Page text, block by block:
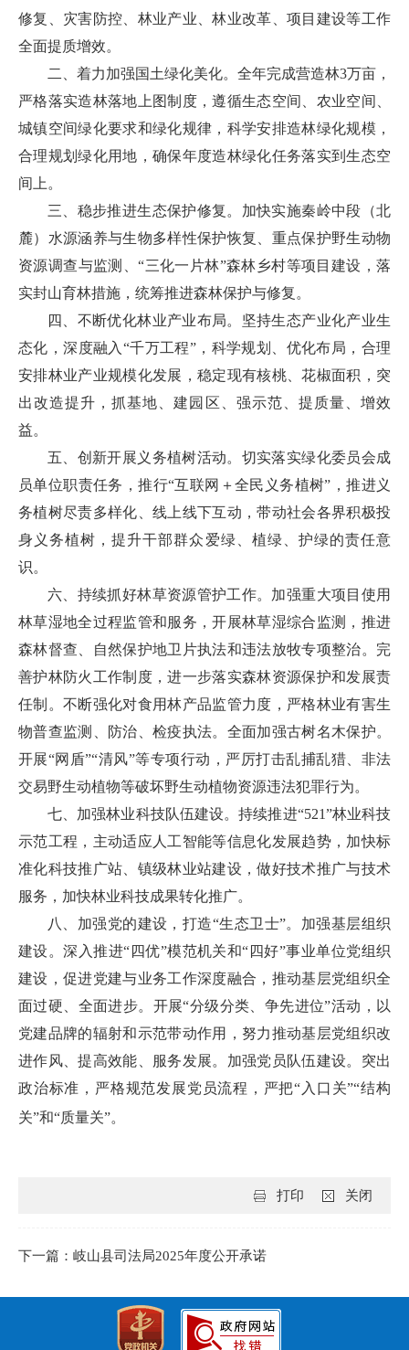
修复、灾害防控、林业产业、林业改革、项目建设等工作
全面提质增效。
二、着力加强国土绿化美化。全年完成营造林3万亩，
严格落实造林落地上图制度，遵循生态空间、农业空间、
城镇空间绿化要求和绿化规律，科学安排造林绿化规模，
合理规划绿化用地，确保年度造林绿化任务落实到生态空
间上。
三、稳步推进生态保护修复。加快实施秦岭中段（北
麓）水源涵养与生物多样性保护恢复、重点保护野生动物
资源调查与监测、“三化一片林”森林乡村等项目建设，落
实封山育林措施，统筹推进森林保护与修复。
四、不断优化林业产业布局。坚持生态产业化产业生
态化，深度融入“千万工程”，科学规划、优化布局，合理
安排林业产业规模化发展，稳定现有核桃、花椒面积，突
出改造提升，抓基地、建园区、强示范、提质量、增效
益。
五、创新开展义务植树活动。切实落实绿化委员会成
员单位职责任务，推行“互联网＋全民义务植树”，推进义
务植树尽责多样化、线上线下互动，带动社会各界积极投
身义务植树，提升干部群众爱绿、植绿、护绿的责任意
识。
六、持续抓好林草资源管护工作。加强重大项目使用
林草湿地全过程监管和服务，开展林草湿综合监测，推进
森林督查、自然保护地卫片执法和违法放牧专项整治。完
善护林防火工作制度，进一步落实森林资源保护和发展责
任制。不断强化对食用林产品监管力度，严格林业有害生
物普查监测、防治、检疫执法。全面加强古树名木保护。
开展“网盾”“清风”等专项行动，严厉打击乱捕乱猎、非法
交易野生动植物等破坏野生动植物资源违法犯罪行为。
七、加强林业科技队伍建设。持续推进“521”林业科技
示范工程，主动适应人工智能等信息化发展趋势，加快标
准化科技推广站、镇级林业站建设，做好技术推广与技术
服务，加快林业科技成果转化推广。
八、加强党的建设，打造“生态卫士”。加强基层组织
建设。深入推进“四优”模范机关和“四好”事业单位党组织
建设，促进党建与业务工作深度融合，推动基层党组织全
面过硬、全面进步。开展“分级分类、争先进位”活动，以
党建品牌的辐射和示范带动作用，努力推动基层党组织改
进作风、提高效能、服务发展。加强党员队伍建设。突出
政治标准，严格规范发展党员流程，严把“入口关”“结构
关”和“质量关”。
关闭
打印
下一篇：岐山县司法局2025年度公开承诺